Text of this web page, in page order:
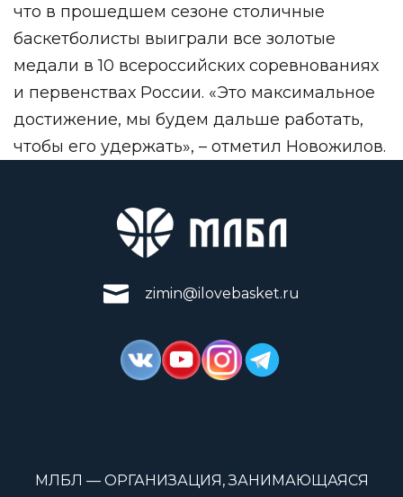
что в прошедшем сезоне столичные
баскетболисты выиграли все золотые
медали в 10 всероссийских соревнованиях
и первенствах России. «Это максимальное
достижение, мы будем дальше работать,
чтобы его удержать», – отметил Новожилов.
zimin@ilovebasket.ru
МЛБЛ — ОРГАНИЗАЦИЯ, ЗАНИМАЮЩАЯСЯ